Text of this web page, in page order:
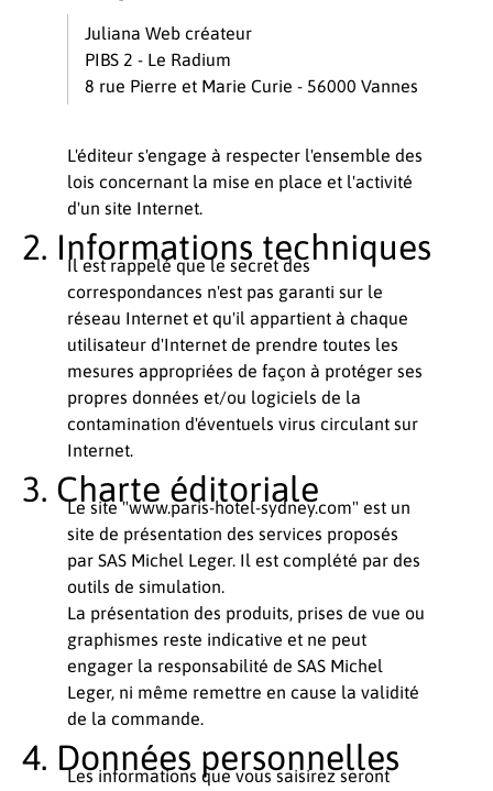
Juliana Web créateur
PIBS 2 - Le Radium
8 rue Pierre et Marie Curie - 56000 Vannes
L'éditeur s'engage à respecter l'ensemble des
lois concernant la mise en place et l'activité
d'un site Internet.
Informations techniques
Il est rappelé que le secret des
correspondances n'est pas garanti sur le
réseau Internet et qu'il appartient à chaque
utilisateur d'Internet de prendre toutes les
mesures appropriées de façon à protéger ses
propres données et/ou logiciels de la
contamination d'éventuels virus circulant sur
Internet.
Charte éditoriale
Le site "www.paris-hotel-sydney.com" est un
site de présentation des services proposés
par SAS Michel Leger. Il est complété par des
outils de simulation.
La présentation des produits, prises de vue ou
graphismes reste indicative et ne peut
engager la responsabilité de SAS Michel
Leger, ni même remettre en cause la validité
de la commande.
Données personnelles
Les informations que vous saisirez seront